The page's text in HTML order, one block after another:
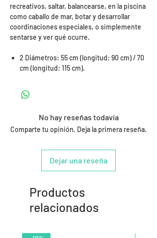
recreativos, saltar, balancearse, en la piscina
como caballo de mar, botar y desarrollar
coordinaciones especiales, o simplemente
sentarse y ver qué ocurre.
2 Diámetros: 55 cm (longitud: 90 cm) / 70
cm (longitud: 115 cm).
No hay reseñas todavía
Comparte tu opinión. Deja la primera reseña.
Dejar una reseña
Productos
relacionados